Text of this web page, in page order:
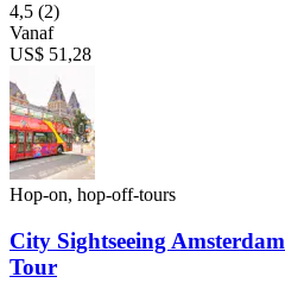
4,5 (2)
Vanaf
US$ 51,28
Hop-on, hop-off-tours
City Sightseeing
Tour